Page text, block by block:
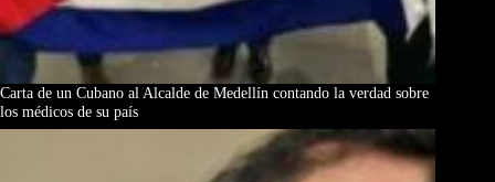
Carta de un Cubano al Alcalde de Medellín contando la verdad sobre
los médicos de su país